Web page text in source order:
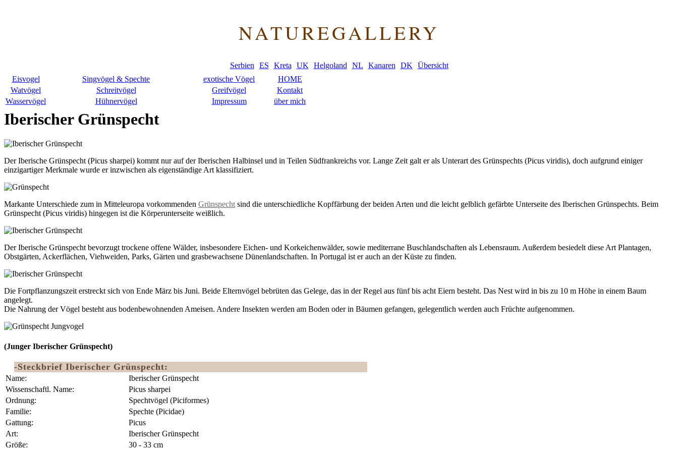
NATUREGALLERY
Serbien ES Kreta UK Helgoland NL Kanaren DK
Übersicht
Eisvogel
Singvögel & Spechte exotische Vögel
HOME
Watvögel
Schreitvögel Greifvögel
Kontakt
Wasservögel
Hühnervögel Impressum über mich
Iberischer Grünspecht
Der Iberische Grünspecht (Picus sharpei) kommt nur auf der Iberischen Halbinsel und in Teilen Südfrankreichs vor. Lange Zeit galt er als Unterart des Grünspechts (Picus viridis), doch aufgrund einiger
einzigartiger Merkmale wurde er inzwischen als eigenständige Art klassifiziert.
Markante Unterschiede zum in Mitteleuropa vorkommenden Grünspechtsind die unterschiedliche Kopffärbung der beiden Arten und die leicht gelblich gefärbte Unterseite des Iberischen Grünspechts. Beim
Grünspecht (Picus viridis) hingegen ist die Körperunterseite weißlich.
Der Iberische Grünspecht bevorzugt trockene offene Wälder, insbesondere Eichen- und Korkeichenwälder, sowie mediterrane Buschlandschaften als Lebensraum. Außerdem besiedelt diese Art Plantagen,
Obstgärten, Ackerflächen, Viehweiden, Parks, Gärten und grasbewachsene Dünenlandschaften. In Portugal ist er auch an der Küste zu finden.
Die Fortpflanzungszeit erstreckt sich von Ende März bis Juni. Beide Elternvögel bebrüten das Gelege, das in der Regel aus fünf bis acht Eiern besteht. Das Nest wird in bis zu 10 m Höhe in einem Baum
angelegt.
Die Nahrung der Vögel besteht aus bodenbewohnenden Ameisen. Andere Insekten werden am Boden oder in Bäumen gefangen, gelegentlich werden auch Früchte aufgenommen.
(Junger Iberischer Grünspecht)
-Steckbrief Iberischer Grünspecht:
Name:
Iberischer Grünspecht
Wissenschaftl. Name:
Picus sharpei
Ordnung:
‎Spechtvögel (Piciformes)
Familie:
Spechte (Picidae)
Gattung:
Picus
Art:
Iberischer Grünspecht
Größe:
30 - 33 cm